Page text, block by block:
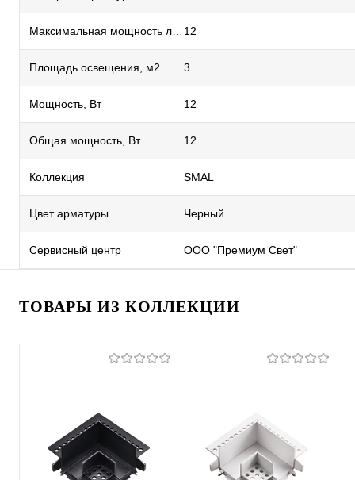
12
Площадь освещения, м2 3
Мощность, Вт 12
Общая мощность, Вт 12
Коллекция SMAL
Цвет арматуры Черный
Сервисный центр ООО "Премиум Свет"
ТОВАРЫ ИЗ КОЛЛЕКЦИИ